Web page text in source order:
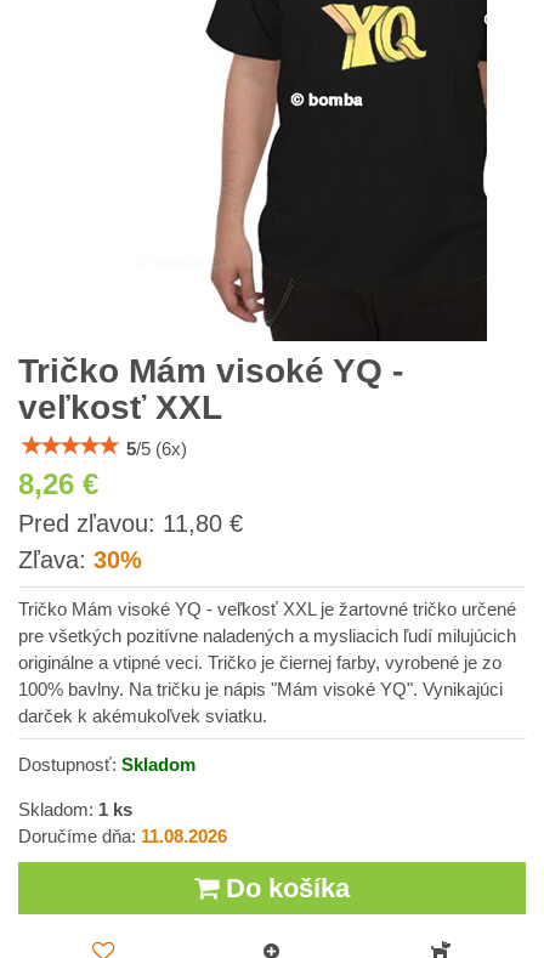
Tričko Mám visoké YQ -
veľkosť XXL
5/5 (6x)
8,26 €
Pred zľavou: 11,80 €s
Zľava: 30%
Tričko Mám visoké YQ - veľkosť XXL je žartovné tričko určené
pre všetkých pozitívne naladených a mysliacich ľudí milujúcich
originálne a vtipné veci. Tričko je čiernej farby, vyrobené je zo
100% bavlny. Na tričku je nápis "Mám visoké YQ". Vynikajúci
darček k akémukoľvek sviatku.
Dostupnosť: Skladom
Skladom: 1 ks
Doručíme dňa: 11.08.2026
Do košíka